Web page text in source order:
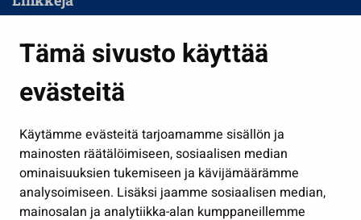
Tämä sivusto käyttää
evästeitä
Käytämme evästeitä tarjoamamme sisällön ja
mainosten räätälöimiseen, sosiaalisen median
ominaisuuksien tukemiseen ja kävijämäärämme
analysoimiseen. Lisäksi jaamme sosiaalisen median,
mainosalan ja analytiikka-alan kumppaneillemme
Kasvatus ja opetus
Kulttuuri ja liikunta
Työ ja yrittäminen
Osallistu ja asioi
Näytä omat evästeasetukseni